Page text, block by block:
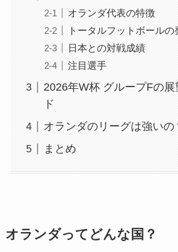
オランダ代表の特徴
トータルフットボールの
日本との対戦成績
注目選手
2026年W杯 グループFの
ド
オランダのリーグは強いの
まとめ
オランダってどんな国？